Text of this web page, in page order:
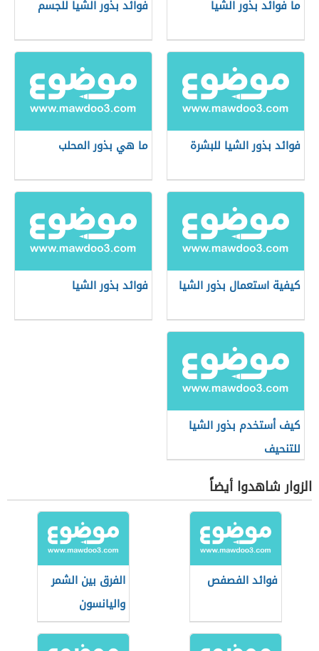
ما فوائد بذور الشيا فوائد بذور الشيا للجسم
فوائد بذور الشيا للبشرة ما هي بذور المحلب
كيفية استعمال بذور الشيا فوائد بذور الشيا
كيف أستخدم بذور الشيا
للتنحيف
الزوار شاهدوا أيضاً
فوائد الفصفص
الفرق بين الشمر
واليانسون